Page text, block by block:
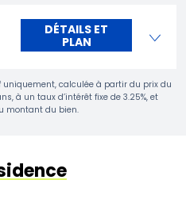
DÉTAILS ET
PLAN
calculée à partir du prix du
à un taux d’intérêt fixe de 3.25%, et
montant du bien.